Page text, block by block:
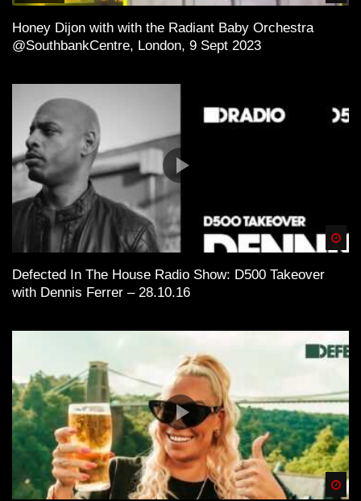
Honey Dijon with with the Radiant Baby Orchestra
@SouthbankCentre, London, 9 Sept 2023
Defected In The House Radio Show: D500 Takeover
with Dennis Ferrer – 28.10.16